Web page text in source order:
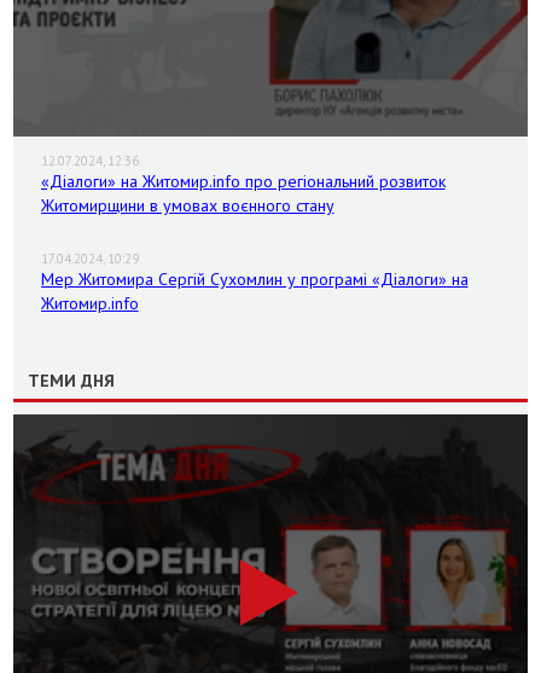
12.07.2024, 12:36
«Діалоги» на Житомир.info про регіональний розвиток
Житомирщини в умовах воєнного стану
17.04.2024, 10:29
Мер Житомира Сергій Сухомлин у програмі «Діалоги» на
Житомир.info
ТЕМИ ДНЯ